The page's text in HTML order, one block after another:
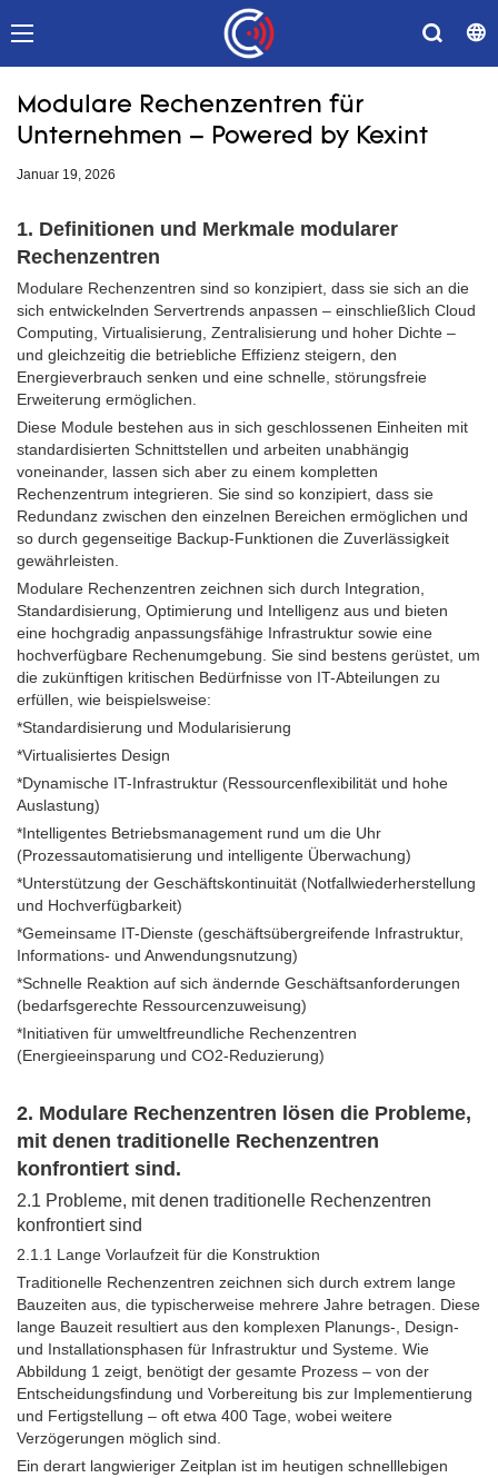
Modulare Rechenzentren für
Unternehmen – Powered by Kexint
Januar 19, 2026
1. Definitionen und Merkmale modularer
Rechenzentren
Modulare Rechenzentren sind so konzipiert, dass sie sich an die
sich entwickelnden Servertrends anpassen – einschließlich Cloud
Computing, Virtualisierung, Zentralisierung und hoher Dichte –
und gleichzeitig die betriebliche Effizienz steigern, den
Energieverbrauch senken und eine schnelle, störungsfreie
Erweiterung ermöglichen.
Diese Module bestehen aus in sich geschlossenen Einheiten mit
standardisierten Schnittstellen und arbeiten unabhängig
voneinander, lassen sich aber zu einem kompletten
Rechenzentrum integrieren. Sie sind so konzipiert, dass sie
Redundanz zwischen den einzelnen Bereichen ermöglichen und
so durch gegenseitige Backup-Funktionen die Zuverlässigkeit
gewährleisten.
Modulare Rechenzentren zeichnen sich durch Integration,
Standardisierung, Optimierung und Intelligenz aus und bieten
eine hochgradig anpassungsfähige Infrastruktur sowie eine
hochverfügbare Rechenumgebung. Sie sind bestens gerüstet, um
die zukünftigen kritischen Bedürfnisse von IT-Abteilungen zu
erfüllen, wie beispielsweise:
*Standardisierung und Modularisierung
*Virtualisiertes Design
*Dynamische IT-Infrastruktur (Ressourcenflexibilität und hohe
Auslastung)
*Intelligentes Betriebsmanagement rund um die Uhr
(Prozessautomatisierung und intelligente Überwachung)
*Unterstützung der Geschäftskontinuität (Notfallwiederherstellung
und Hochverfügbarkeit)
*Gemeinsame IT-Dienste (geschäftsübergreifende Infrastruktur,
Informations- und Anwendungsnutzung)
*Schnelle Reaktion auf sich ändernde Geschäftsanforderungen
(bedarfsgerechte Ressourcenzuweisung)
*Initiativen für umweltfreundliche Rechenzentren
(Energieeinsparung und CO2-Reduzierung)
2. Modulare Rechenzentren lösen die Probleme,
mit denen traditionelle Rechenzentren
konfrontiert sind.
2.1 Probleme, mit denen traditionelle Rechenzentren
konfrontiert sind
2.1.1 Lange Vorlaufzeit für die Konstruktion
Traditionelle Rechenzentren zeichnen sich durch extrem lange
Bauzeiten aus, die typischerweise mehrere Jahre betragen. Diese
lange Bauzeit resultiert aus den komplexen Planungs-, Design-
und Installationsphasen für Infrastruktur und Systeme. Wie
Abbildung 1 zeigt, benötigt der gesamte Prozess – von der
Entscheidungsfindung und Vorbereitung bis zur Implementierung
und Fertigstellung – oft etwa 400 Tage, wobei weitere
Verzögerungen möglich sind.
Ein derart langwieriger Zeitplan ist im heutigen schnelllebigen